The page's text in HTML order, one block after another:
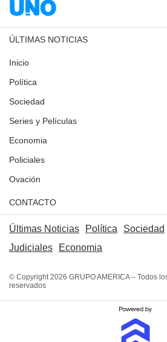
ÚLTIMAS NOTICIAS
Inicio
Política
Sociedad
Series y Películas
Economia
Policiales
Ovación
CONTACTO
Últimas Noticias Política Sociedad
Judiciales
Economia
© Copyright 2026 GRUPO AMERICA – Todos
reservados